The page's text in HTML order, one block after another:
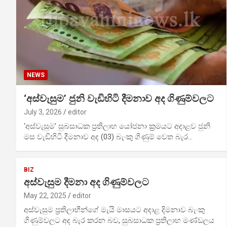
NEWS
‘අස්වැසුම’ ජුනි වැඩිහිටි දීමනාව අද ගිණුම්වලට
July 3, 2026 editor
‘අස්වැසුම’ සුබසාධක ප්‍රතිලාභ යෝජනා ක්‍රමයට අදාළව ජුනි
මස වැඩිහිටි දීමනාව අද (03) බැංකු ගිණුම් වෙත බැර…
BIZ
අස්වැසුම දීමනා අද ගිණුම්වලට
May 22, 2025 editor
අස්වැසුම ප්‍රතිලාභීන්ගේ ‍මැයි මාසයට අදාළ දිමනාව බැංකු
ගිණුම්වලට අද බැර කරන බව, සුබසාධක ප්‍රතිලාභ මණ්ඩලය